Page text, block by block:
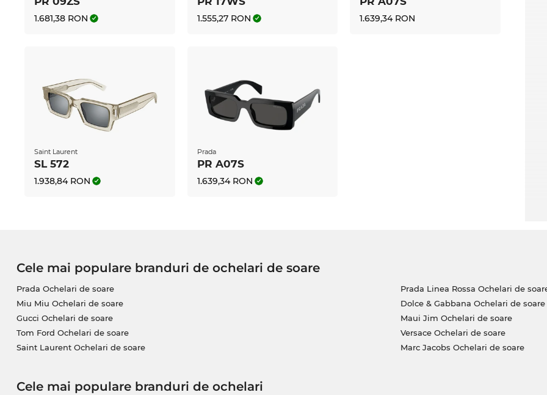
1.681,38 RON 1.555,27 RON 1.639,34 RON
Saint Laurent
SL 572
1.938,84 RON
Prada
PR A07S
1.639,34 RON
Cele mai populare branduri de ochelari de soare
Prada Ochelari de soare
Miu Miu Ochelari de soare
Gucci Ochelari de soare
Tom Ford Ochelari de soare
Saint Laurent Ochelari de soare
Prada Linea Rossa Ochelari de
Dolce & Gabbana Ochelari de soare
Maui Jim Ochelari de soare
Versace Ochelari de soare
Marc Jacobs Ochelari de soare
Cele mai populare branduri de ochelari